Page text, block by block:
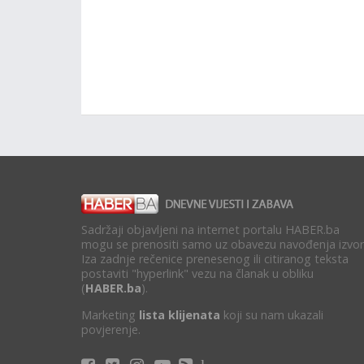
Sadržaji objavljeni na internet portalu HABER.ba
mogu se prenositi samo uz obavezu navođenja
Iza zadnje rečenice prenesenog ili citiranog teksta
postaviti "hyperlink" vezu na članak u obliku
(HABER.ba).
Marketing lista klijenata koji su nam ukazali
povjerenje.